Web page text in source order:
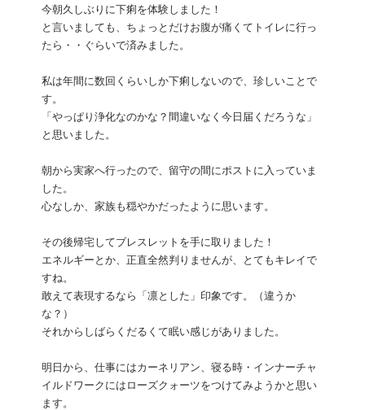
今朝久しぶりに下痢を体験しました！
と言いましても、ちょっとだけお腹が痛くてトイレに行っ
たら・・ぐらいで済みました。
私は年間に数回くらいしか下痢しないので、珍しいことで
す。
「やっぱり浄化なのかな？間違いなく今日届くだろうな」
と思いました。
朝から実家へ行ったので、留守の間にポストに入っていま
した。
心なしか、家族も穏やかだったように思います。
その後帰宅してブレスレットを手に取りました！
エネルギーとか、正直全然判りませんが、とてもキレイで
すね。
敢えて表現するなら「凛とした」印象です。（違うか
な？）
それからしばらくだるくて眠い感じがありました。
明日から、仕事にはカーネリアン、寝る時・インナーチャ
イルドワークにはローズクォーツをつけてみようかと思い
ます。